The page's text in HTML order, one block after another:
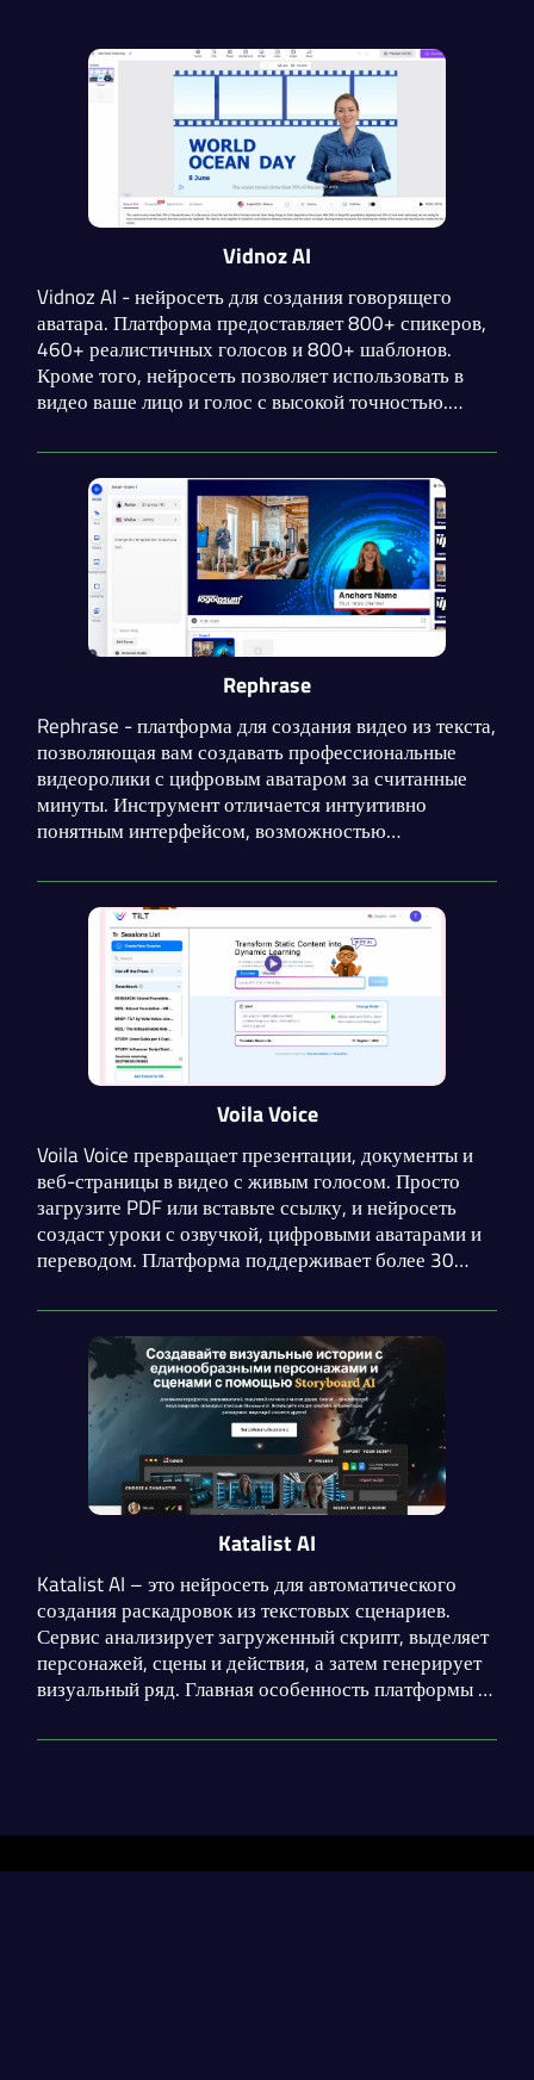
Vidnoz AI
Vidnoz AI - нейросеть для создания говорящего
аватара. Платформа предоставляет 800+ спикеров,
460+ реалистичных голосов и 800+ шаблонов.
Кроме того, нейросеть позволяет использовать в
видео ваше лицо и голос с высокой точностью.
редактировать его, добавляя субтитры, стикеры,
изображения и другие материалы.
Rephrase
Rephrase - платформа для создания видео из текста,
позволяющая вам создавать профессиональные
видеоролики с цифровым аватаром за считанные
минуты. Инструмент отличается интуитивно
понятным интерфейсом, возможностью
разных языках и пробным периодом.
Voila Voice
Voila Voice превращает презентации, документы и
веб-страницы в видео с живым голосом. Просто
загрузите PDF или вставьте ссылку, и нейросеть
создаст уроки с озвучкой, цифровыми аватарами и
переводом. Платформа поддерживает более 30
Katalist AI
Katalist AI – это нейросеть для автоматического
создания раскадровок из текстовых сценариев.
Сервис анализирует загруженный скрипт, выделяет
персонажей, сцены и действия, а затем генерирует
визуальный ряд. Главная особенность платформы –
персонажей на протяжении всей раскадровки.
Разделы